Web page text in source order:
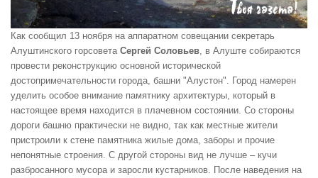
Как сообщил 13 ноября на аппаратном совещании секретарь
Алуштинского горсовета Сергей Соловьев , в Алуште собираются
провести реконструкцию основной исторической
достопримечательности города, башни "Алустон". Город намерен
уделить особое внимание памятнику архитектуры, который в
настоящее время находится в плачевном состоянии. Со стороны
дороги башню практически не видно, так как местные жители
пристроили к стене памятника жилые дома, заборы и прочие
непонятные строения. С другой стороны вид не лучше – кучи
разбросанного мусора и заросли кустарников. После наведения на